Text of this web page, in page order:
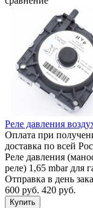
Реле давления
Оплата при
доставка по всей
Реле давления
реле) 1,65 mbar для
Отправка в день
600 руб. 420 руб.